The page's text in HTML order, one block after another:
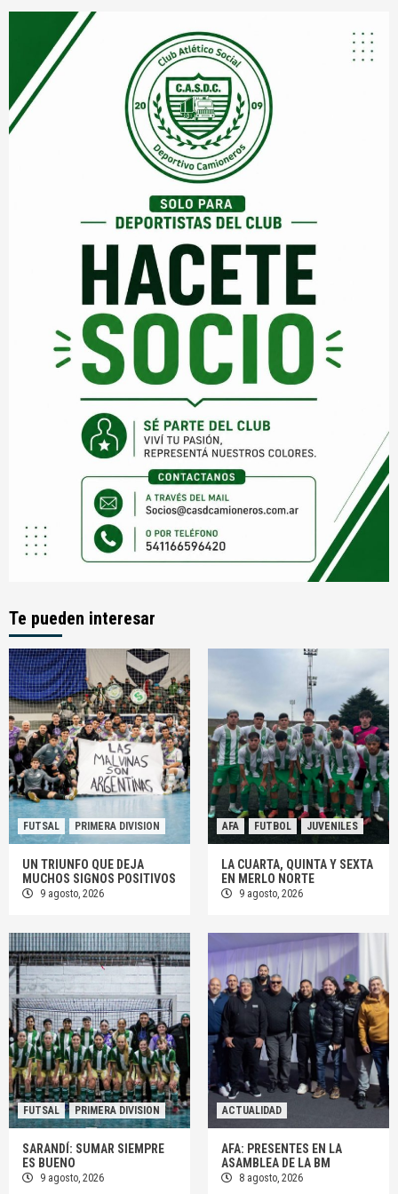
Te pueden interesar
FUTSAL PRIMERA DIVISION
UN TRIUNFO QUE DEJA
MUCHOS SIGNOS POSITIVOS
9 agosto, 2026
AFA FUTBOL JUVENILES
LA CUARTA, QUINTA Y SEXTA
EN MERLO NORTE
9 agosto, 2026
FUTSAL PRIMERA DIVISION
SARANDÍ: SUMAR SIEMPRE
ES BUENO
9 agosto, 2026
ACTUALIDAD
AFA: PRESENTES EN LA
ASAMBLEA DE LA BM
8 agosto, 2026